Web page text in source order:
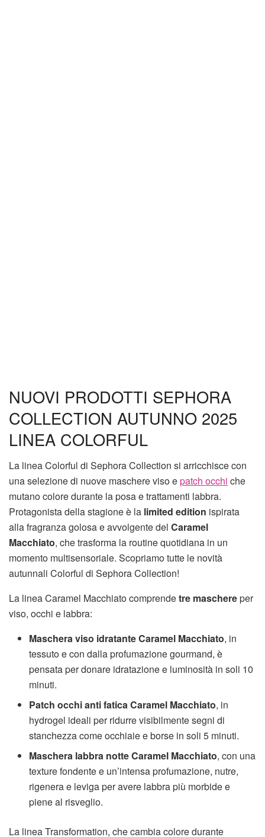
NUOVI PRODOTTI SEPHORA
COLLECTION AUTUNNO 2025
LINEA COLORFUL
La linea Colorful di Sephora Collection si arricchisce con
una selezione di nuove maschere viso epatch occhi che
mutano colore durante la posa e trattamenti labbra.
Protagonista della stagione è la limited edition ispirata
alla fragranza golosa e avvolgente del Caramel
Macchiato, che trasforma la routine quotidiana in un
momento multisensoriale. Scopriamo tutte le novità
autunnali Colorful di Sephora Collection!
La linea Caramel Macchiato comprendetre maschereper
viso, occhi e labbra:
Maschera viso idratante Caramel Macchiato, in
tessuto e con dalla profumazione gourmand, è
pensata per donare idratazione e luminosità in soli 10
minuti.
Patch occhi anti fatica Caramel Macchiato, in
hydrogel ideali per ridurre visibilmente segni di
stanchezza come occhiaie e borse in soli 5 minuti.
Maschera labbra notte Caramel Macchiato, con una
texture fondente e un’intensa profumazione, nutre,
rigenera e leviga per avere labbra più morbide e
piene al risveglio.
La linea Transformation, che cambia colore durante